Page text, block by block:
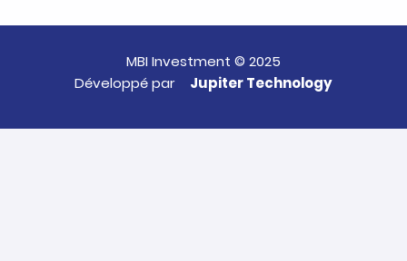
MBI Investment © 2025
Développé par
Jupiter Technology